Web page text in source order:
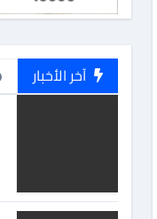
آخر الأخبار